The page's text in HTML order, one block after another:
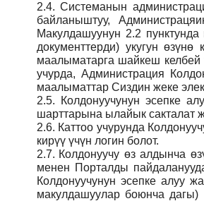
2.4.Системанын
байланыштуу,
Макулдашуунун 2.2
документтерди) укугун
маалыматарга шайкеш келбей
учурда, Администрация
маалыматтар Сиздин жеке
2.5.
Колдонуучунун эсепке
шарттарына ылайык сакталат
2.6. Каттоо учурунда
кирүү үчүн логин болот.
2.7. Колдонуучу өз алдынча
менен Порталды
Колдонуучунун эсепке алуу
макулдашуулар боюнча дагы)